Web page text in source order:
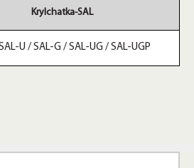
Krylchatka-SAL
U / SAL-G / SAL-UG / SAL-UGP